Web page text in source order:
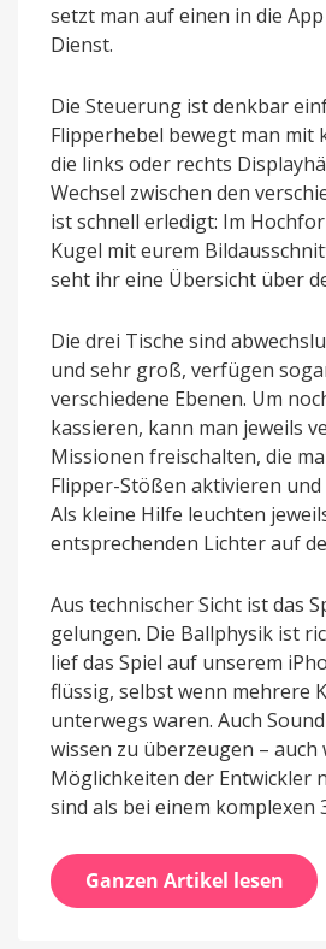
setzt man auf einen in die
Dienst.
Die Steuerung ist denkbar
Flipperhebel bewegt man mit
die links oder rechts
Wechsel zwischen den
ist schnell erledigt: Im
Kugel mit eurem
seht ihr eine Übersicht über
Die drei Tische sind
und sehr groß, verfügen
verschiedene Ebenen. Um
kassieren, kann man jeweils
Missionen freischalten, die
Flipper-Stößen aktivieren und
Als kleine Hilfe leuchten
entsprechenden Lichter auf
Aus technischer Sicht ist das
gelungen. Die Ballphysik ist
lief das Spiel auf unserem
flüssig, selbst wenn mehrere
unterwegs waren. Auch
wissen zu überzeugen – auch
Möglichkeiten der Entwickler
sind als bei einem komplexen
Ganzen Artikel lesen